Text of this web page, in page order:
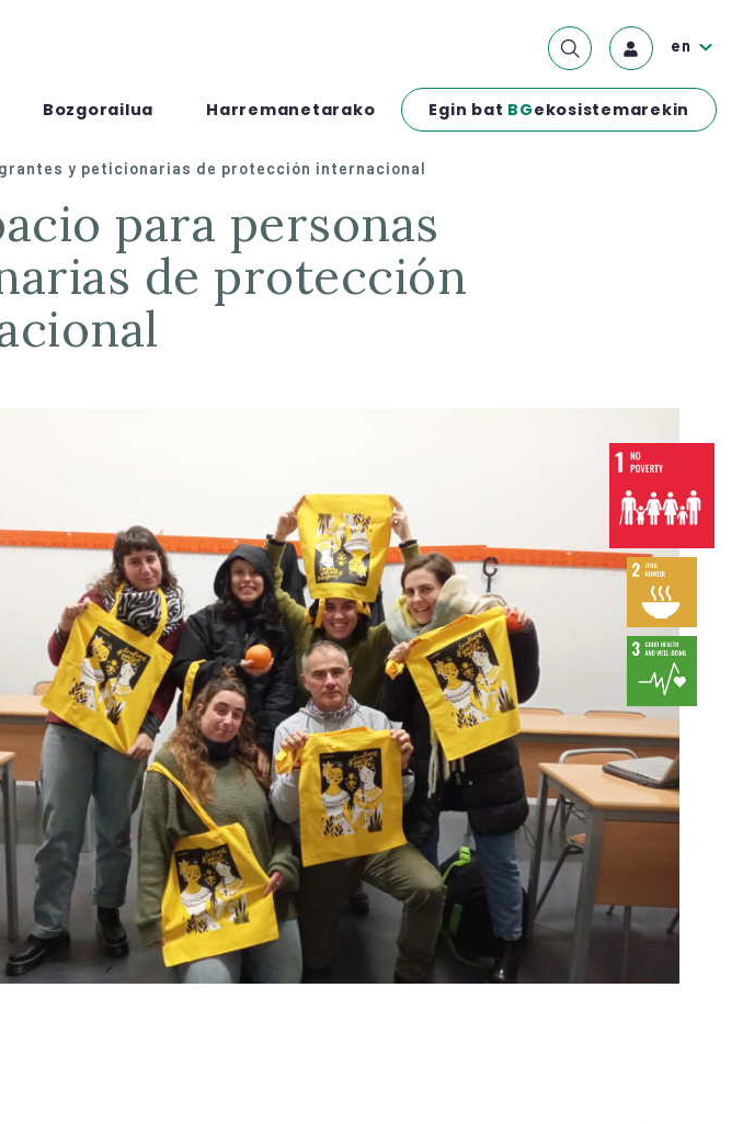
Bozgorailua Harremanetarako Egin bat BGekosistemarekin
en
y peticionarias de protección internacional
de protección